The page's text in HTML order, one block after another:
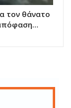
τον θάνατο